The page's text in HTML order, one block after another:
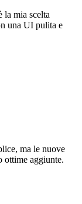
la mia scelta
una UI pulita e
ma le nuove
ottime aggiunte.